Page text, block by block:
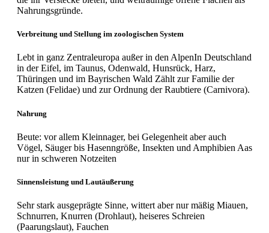
Nahrungsgründe.
Verbreitung und Stellung im zoologischen System
Lebt in ganz Zentraleuropa außer in den AlpenIn Deutschland
in der Eifel, im Taunus, Odenwald, Hunsrück, Harz,
Thüringen und im Bayrischen Wald Zählt zur Familie der
Katzen (Felidae) und zur Ordnung der Raubtiere (Carnivora).
Nahrung
Beute: vor allem Kleinnager, bei Gelegenheit aber auch
Vögel, Säuger bis Hasenngröße, Insekten und Amphibien Aas
nur in schweren Notzeiten
Sinnensleistung und Lautäußerung
Sehr stark ausgeprägte Sinne, wittert aber nur mäßig Miauen,
Schnurren, Knurren (Drohlaut), heiseres Schreien
(Paarungslaut), Fauchen